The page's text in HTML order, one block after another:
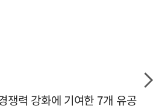
쟁력 강화에 기여한 7개 유공